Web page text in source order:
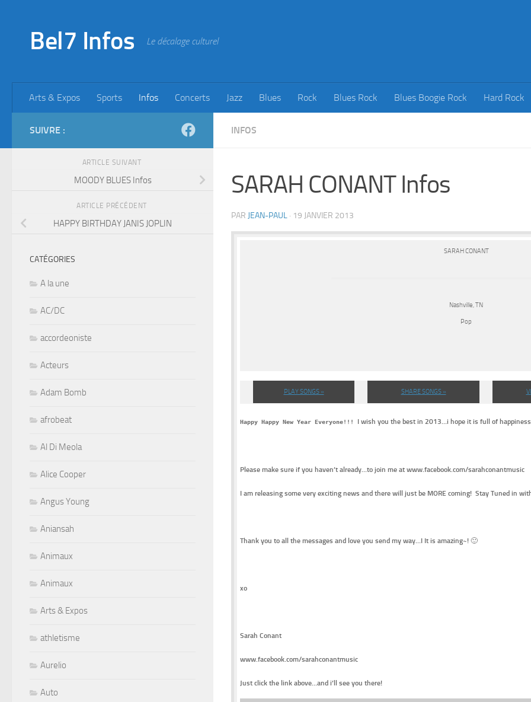
Bel7 Infos Le décalage culturel
Arts & Expos Sports Infos Concerts Jazz Blues Rock Blues Rock Blues Boogie Rock Hard Rock
INFOS
SARAH CONANT Infos
PAR JEAN-PAUL · 19 JANVIER 2013
SARAH CONANT
Nashville, TN
Pop
PLAY SONGS » SHARE SONGS »
Happy Happy New Year Everyone!!! I wish you the best in 2013…i hope it is full of
Please make sure if you haven’t already…to join me at www.facebook.com/sarahconantmusic
I am releasing some very exciting news and there will just be MORE coming! Stay Tuned in
Thank you to all the messages and love you send my way…I It is amazing~! 🙂
xo
Sarah Conant
www.facebook.com/sarahconantmusic
Just click the link above…and i’ll see you there!
SUIVRE :
ARTICLE SUIVANT
MOODY BLUES Infos
ARTICLE PRÉCÉDENT
HAPPY BIRTHDAY JANIS JOPLIN
CATÉGORIES
A la une
AC/DC
accordeoniste
Acteurs
Adam Bomb
afrobeat
Al Di Meola
Alice Cooper
Angus Young
Aniansah
Animaux
Animaux
Arts & Expos
athletisme
Aurelio
Auto